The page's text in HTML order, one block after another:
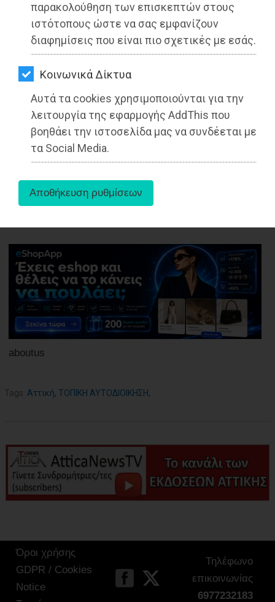
παρακολούθηση των επισκεπτών στους
ιστότοπους ώστε να σας εμφανίζουν
διαφημίσεις που είναι πιο σχετικές με εσάς.
Kοινωνικά Δίκτυα
Αυτά τα cookies χρησιμοποιούνται για την
λειτουργία της εφαρμογής AddThis που
βοηθάει την ιστοσελίδα μας να συνδέεται με
τα Social Media.
ΕΦΗΜΕΡΙΔΕΣ
OΔΗΓΟΣ
ΑΓΟΡΑΣ
ΨΙΘΥΡΟΙ
ΑΠΟΣΤΟΛΗ
ΑΡΘΡΩΝ
Μήνυμα του Γιώργου Πατούλη για την
Εθνική Επέτειο της 28ης Οκτωβρίου
1940
Διαβάστηκε 2704 φορές
28-10-2021
Από τo Dimotisnews
aboutus
Tags: Αττική, ΤΟΠΙΚΗ ΑΥΤΟΔΙΟΙΚΗΣΗ,
Όροι χρήσης
GDPR / Cookies
Notice
Τηλέφωνο
επικοινωνίας
6977232183